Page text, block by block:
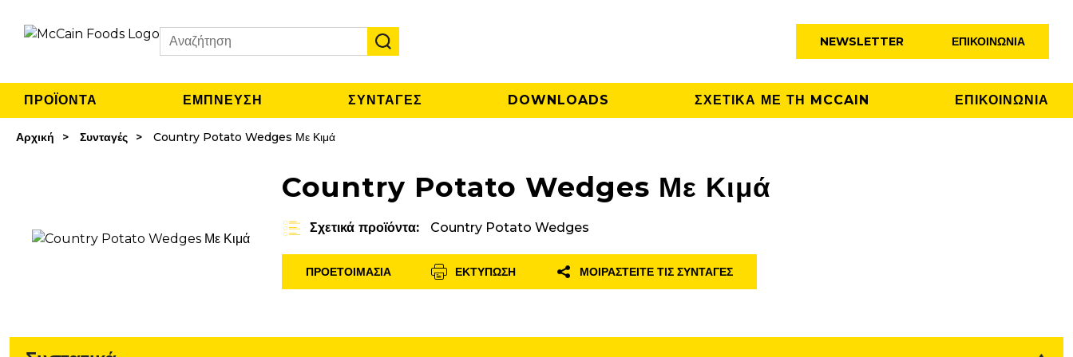
Search
NEWSLETTER ΕΠΙΚΟΙΝΩΝΊΑ
ΠΡΟΪΟΝΤΑ ΈΜΠΝΕΥΣΗ ΣΥΝΤΑΓΕΣ DOWNLOADS ΣΧΕΤΙΚΑ ΜΕ ΤΗ MCCAIN ΕΠΙΚΟΙΝΩΝΙΑ
Αρχική Συνταγές Country Potato Wedges Με Κιμά
Country Potato Wedges Με Κιμά
Σχετικά προϊόντα: Country Potato Wedges
ΠΡΟΕΤΟΙΜΑΣΊΑ ΕΚΤΎΠΩΣΗ ΜΟΙΡΑΣΤΕΊΤΕ ΤΙΣ ΣΥΝΤΑΓΈΣ